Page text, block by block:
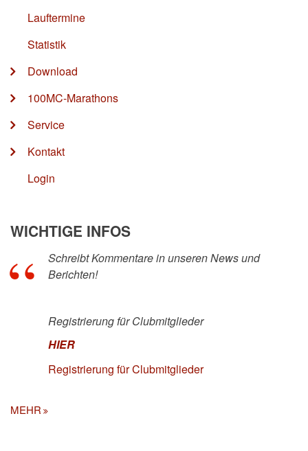
Lauftermine
Statistik
Download
100MC-Marathons
Service
Kontakt
Login
WICHTIGE INFOS
Schreibt Kommentare in unseren News und
Berichten!
Registrierung für Clubmitglieder
HIER
Registrierung für Clubmitglieder
MEHR